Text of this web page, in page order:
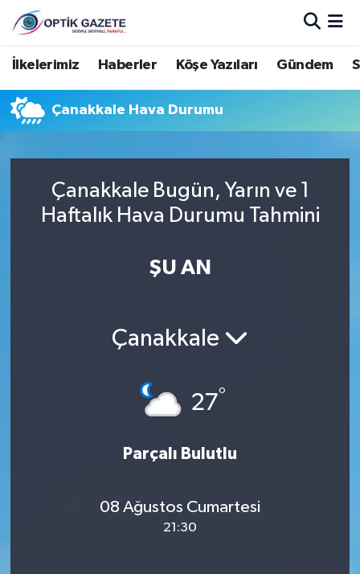
İlkelerimiz Haberler Köşe Yazıları Gündem
Çanakkale Hava Durumu
Çanakkale Bugün, Yarın ve 1
Haftalık Hava Durumu Tahmini
ŞU AN
Çanakkale
27°
Parçalı Bulutlu
08 Ağustos Cumartesi
21:30
Nöbetçi Eczaneler
Hava Durumu
Trafik Durumu
Süper Lig Puan Durumu ve Fikstür
Haber Arşivi